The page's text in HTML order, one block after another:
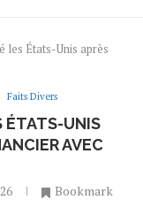
les États-Unis après
Faits Divers
ÉTATS-UNIS
AVEC
Bookmark